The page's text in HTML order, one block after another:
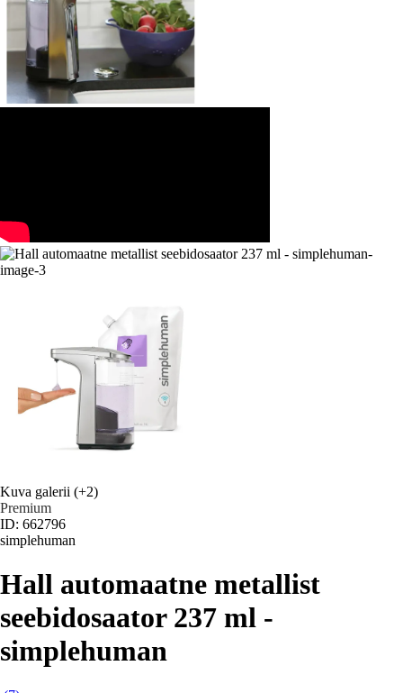
Kuva galerii (+2)
Premium
ID: 662796
simplehuman
Hall automaatne metallist
seebidosaator 237 ml -
simplehuman